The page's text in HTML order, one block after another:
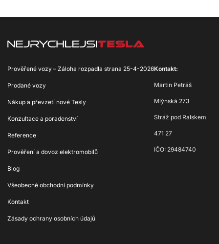
Prověřené vozy – Záloha rozpadla strana 25-4-2026
Prodané vozy
Nákup a převzetí nové Tesly
Konzultace a poradenství
Reference
Prověření a dovoz elektromobilů
Blog
Všeobecné obchodní podmínky
Kontakt
Zásady ochrany osobních údajů
Kontakt:
Martin Petráš
Mlýnská 273
Stráž pod Ralskem
471 27
IČO: 29484740